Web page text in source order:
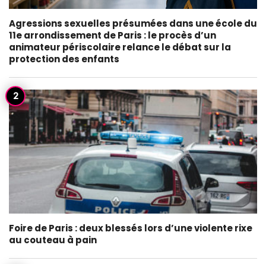
Agressions sexuelles présumées dans une école du
11e arrondissement de Paris : le procès d’un
animateur périscolaire relance le débat sur la
protection des enfants
Foire de Paris : deux blessés lors d’une violente rixe
au couteau à pain